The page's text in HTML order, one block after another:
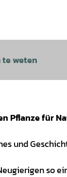
te weten
Pflanze für
und
so